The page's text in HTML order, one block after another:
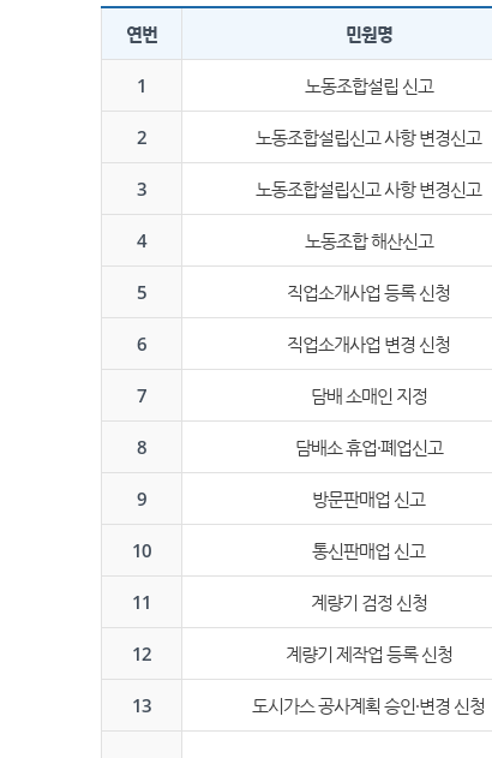
연번 민원명
1 노동조합설립 신고
2 노동조합설립신고 사항 변경신고
3 노동조합설립신고 사항 변경신고
4 노동조합 해산신고
5 직업소개사업 등록 신청
6 직업소개사업 변경 신청
7 담배 소매인 지정
8 담배소 휴업·폐업신고
9 방문판매업 신고
10 통신판매업 신고
11 계량기 검정 신청
12 계량기 제작업 등록 신청
13 도시가스 공사계획 승인·변경 신청